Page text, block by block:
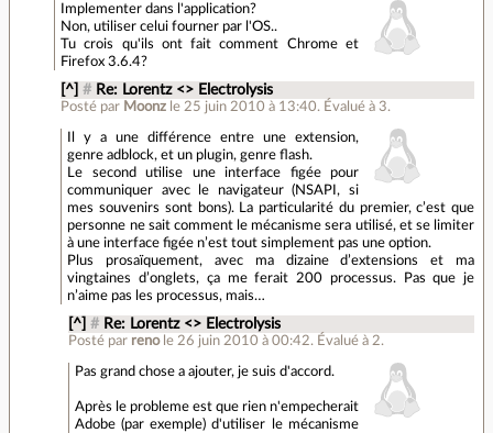
Implementer dans l'application?
Non, utiliser celui fourner par l'OS..
Tu crois qu'ils ont fait comment Chrome et
Firefox 3.6.4?
[^] # Re: Lorentz <> Electrolysis
Posté par Moonz le 25 juin 2010 à 13:40. Évalué à 3.
Il y a une différence entre une extension,
genre adblock, et un plugin, genre flash.
Le second utilise une interface figée pour
communiquer avec le navigateur (NSAPI, si
mes souvenirs sont bons). La particularité du premier, c’est que
personne ne sait comment le mécanisme sera utilisé, et se limiter
à une interface figée n’est tout simplement pas une option.
Plus prosaïquement, avec ma dizaine d’extensions et ma
vingtaines d’onglets, ça me ferait 200 processus. Pas que je
n’aime pas les processus, mais…
[^] # Re: Lorentz <> Electrolysis
Posté par reno le 26 juin 2010 à 00:42. Évalué à 2.
Pas grand chose a ajouter, je suis d'accord.
Après le probleme est que rien n'empecherait
Adobe (par exemple) d'utiliser le mécanisme